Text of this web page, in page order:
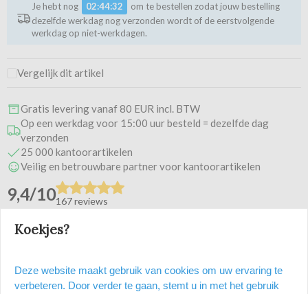
Je hebt nog 02:44:32
om te bestellen zodat jouw bestelling
dezelfde werkdag nog verzonden wordt of de eerstvolgende
werkdag op niet-werkdagen.
Vergelijk dit artikel
Gratis levering vanaf 80 EUR incl. BTW
Op een werkdag voor 15:00 uur besteld = dezelfde dag
verzonden
25 000 kantoorartikelen
Veilig en betrouwbare partner voor kantoorartikelen
9,4/10167 reviews
product?
Koekjes?
Deze website maakt gebruik van cookies om uw ervaring te
verbeteren. Door verder te gaan, stemt u in met het gebruik